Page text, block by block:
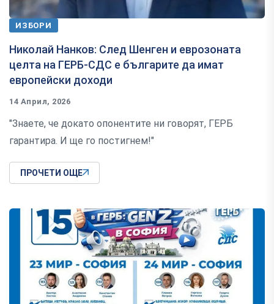
ИЗБОРИ
Николай Нанков: След Шенген и еврозоната
целта на ГЕРБ-СДС е българите да имат
европейски доходи
14 Април, 2026
"Знаете, че докато опонентите ни говорят, ГЕРБ
гарантира. И ще го постигнем!"
ПРОЧЕТИ ОЩЕ